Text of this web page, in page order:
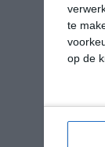
te
op de